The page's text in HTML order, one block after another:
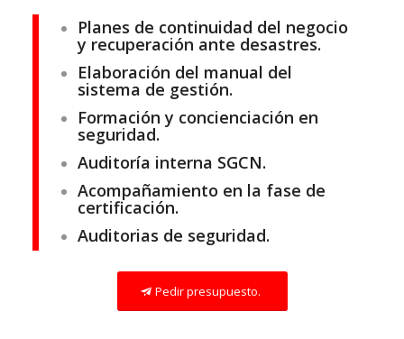
Planes de continuidad del negocio
y recuperación ante desastres.
Elaboración del manual del
sistema de gestión.
Formación y concienciación en
seguridad.
Auditoría interna SGCN.
Acompañamiento en la fase de
certificación.
Auditorias de seguridad.
Pedir presupuesto.